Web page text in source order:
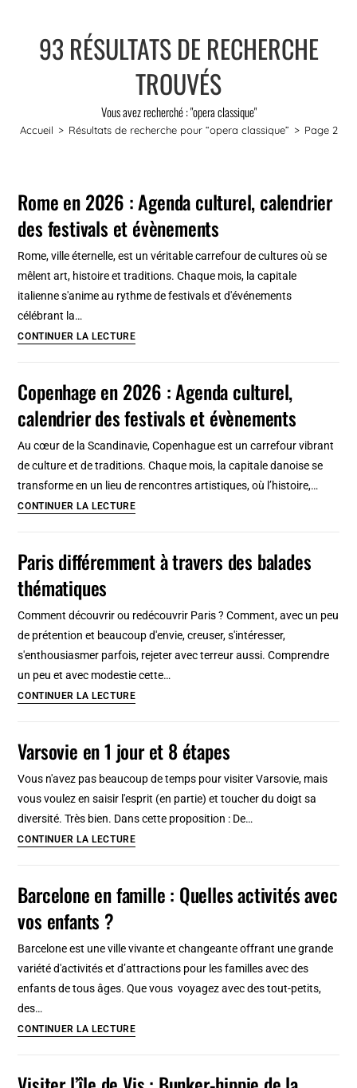
93 RÉSULTATS DE RECHERCHE
TROUVÉS
Vous avez recherché : "opera classique"
Accueil > Résultats de recherche pour“opera classique” > Page 2
Rome en 2026 : Agenda culturel, calendrier
des festivals et évènements
Rome, ville éternelle, est un véritable carrefour de cultures où se
mêlent art, histoire et traditions. Chaque mois, la capitale
italienne s'anime au rythme de festivals et d'événements
célébrant la…
CONTINUER LA LECTURERome
:
Agenda
calendrier
et
Copenhage en 2026 : Agenda culturel,
calendrier des festivals et évènements
Au cœur de la Scandinavie, Copenhague est un carrefour vibrant
de culture et de traditions. Chaque mois, la capitale danoise se
transforme en un lieu de rencontres artistiques, où l’histoire,…
CONTINUER LA LECTURECopenhage
:
des
festivals
évènements
Paris différemment à travers des balades
thématiques
Comment découvrir ou redécouvrir Paris ? Comment, avec un peu
de prétention et beaucoup d'envie, creuser, s'intéresser,
s'enthousiasmer parfois, rejeter avec terreur aussi. Comprendre
un peu et avec modestie cette…
CONTINUER LA LECTUREParis
travers
des
balades
thématiques
Varsovie en 1 jour et 8 étapes
Vous n'avez pas beaucoup de temps pour visiter Varsovie, mais
vous voulez en saisir l'esprit (en partie) et toucher du doigt sa
diversité. Très bien. Dans cette proposition : De…
CONTINUER LA LECTUREVarsovie
jour
Barcelone en famille : Quelles activités avec
vos enfants ?
Barcelone est une ville vivante et changeante offrant une grande
variété d'activités et d’attractions pour les familles avec des
enfants de tous âges. Que vous voyagez avec des tout-petits,
des…
CONTINUER LA LECTUREBarcelone